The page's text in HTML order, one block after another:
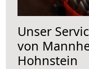
Unser
von
Hohnstein